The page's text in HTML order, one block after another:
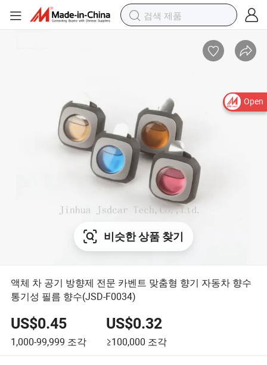
Open
비슷한 상품 찾기
액체 차 공기 방향제 전문 카벤트 맞춤형 향기 자동차 향수
통기성 필름 향수(JSD-F0034)
US$0.45
1,000-99,999 조각
US$0.32
≥100,000 조각